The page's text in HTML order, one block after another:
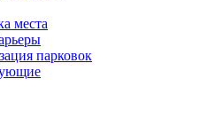
места
парковок